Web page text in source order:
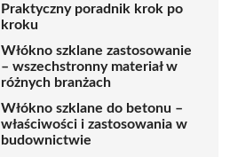
Praktyczny poradnik krok po
kroku
Włókno szklane zastosowanie
– wszechstronny materiał w
różnych branżach
Włókno szklane do betonu –
właściwości i zastosowania w
budownictwie